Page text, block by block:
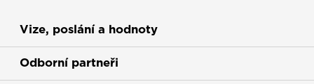
Vize, poslání a hodnoty
Odborní partneři